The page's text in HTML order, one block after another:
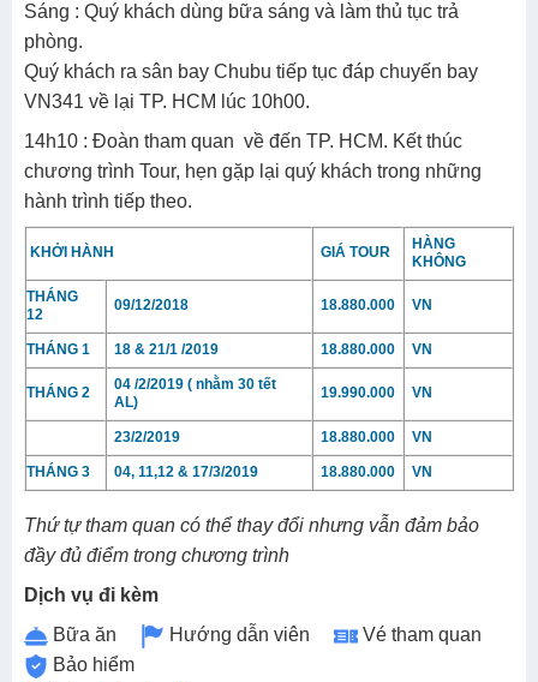
Sáng : Quý khách dùng bữa sáng và làm thủ tục trả
phòng.
Quý khách ra sân bay Chubu tiếp tục đáp chuyến bay
VN341 về lại TP. HCM lúc 10h00.
14h10 : Đoàn tham quan về đến TP. HCM. Kết thúc
chương trình Tour, hẹn gặp lại quý khách trong những
hành trình tiếp theo.
KHỞI HÀNH GIÁ TOUR
HÀNG
KHÔNG
THÁNG
12
09/12/2018 18.880.000 VN
THÁNG 1 18 & 21/1 /2019 18.880.000 VN
THÁNG 2
04 /2/2019 ( nhằm 30 tết
AL)
19.990.000 VN
23/2/2019 18.880.000 VN
THÁNG 3 04, 11,12 & 17/3/2019 18.880.000 VN
Thứ tự tham quan có thể thay đổi nhưng vẫn đảm bảo
đầy đủ điểm trong chương trình
Dịch vụ đi kèm
Bữa ăn
Hướng dẫn viên
Vé tham quan
Bảo hiểm